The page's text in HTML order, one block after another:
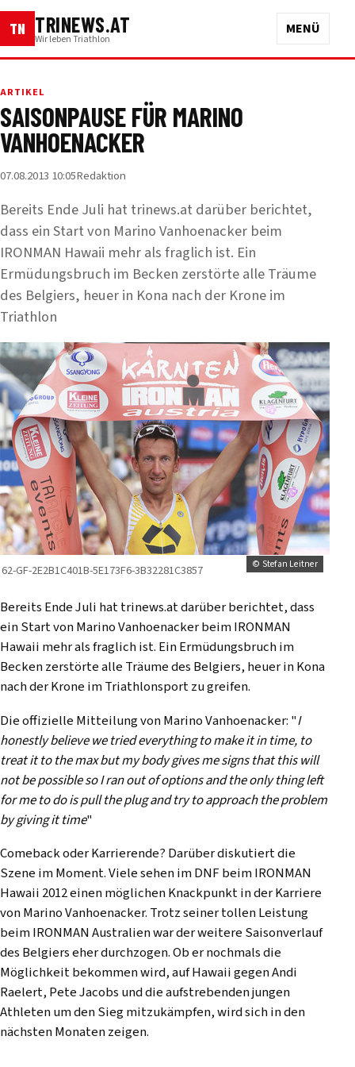
TN TRINEWS.AT
Wir leben Triathlon
MENÜ
ARTIKEL
SAISONPAUSE FÜR MARINO
VANHOENACKER
07.08.2013 10:05Redaktion
Bereits Ende Juli hat trinews.at darüber berichtet,
dass ein Start von Marino Vanhoenacker beim
IRONMAN Hawaii mehr als fraglich ist. Ein
Ermüdungsbruch im Becken zerstörte alle Träume
des Belgiers, heuer in Kona nach der Krone im
Triathlon
© Stefan Leitner
62-GF-2E2B1C401B-5E173F6-3B32281C3857
Bereits Ende Juli hat trinews.at darüber berichtet, dass
ein Start von Marino Vanhoenacker beim IRONMAN
Hawaii mehr als fraglich ist. Ein Ermüdungsbruch im
Becken zerstörte alle Träume des Belgiers, heuer in Kona
nach der Krone im Triathlonsport zu greifen.
Die offizielle Mitteilung von Marino Vanhoenacker: "I
honestly believe we tried everything to make it in time, to
treat it to the max but my body gives me signs that this will
not be possible so I ran out of options and the only thing left
for me to do is pull the plug and try to approach the problem
by giving it time"
Comeback oder Karrierende? Darüber diskutiert die
Szene im Moment. Viele sehen im DNF beim IRONMAN
Hawaii 2012 einen möglichen Knackpunkt in der Karriere
von Marino Vanhoenacker. Trotz seiner tollen Leistung
beim IRONMAN Australien war der weitere Saisonverlauf
des Belgiers eher durchzogen. Ob er nochmals die
Möglichkeit bekommen wird, auf Hawaii gegen Andi
Raelert, Pete Jacobs und die aufstrebenden jungen
Athleten um den Sieg mitzukämpfen, wird sich in den
nächsten Monaten zeigen.